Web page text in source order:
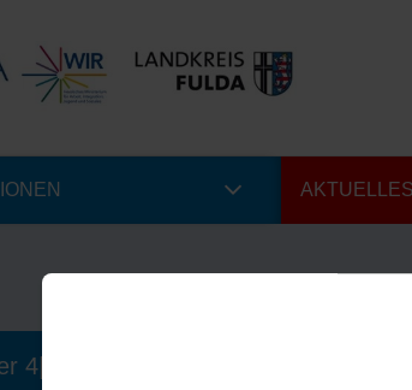
AKTUELLES
4|2020 der Fachstelle Integration